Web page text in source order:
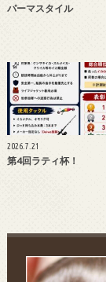
パーマスタイル
2026.7.21
第4回ラティ杯！